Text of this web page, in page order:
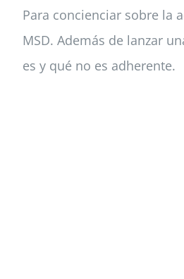
Para concienciar sobre la
MSD. Además de lanzar
es y qué no es adherente.